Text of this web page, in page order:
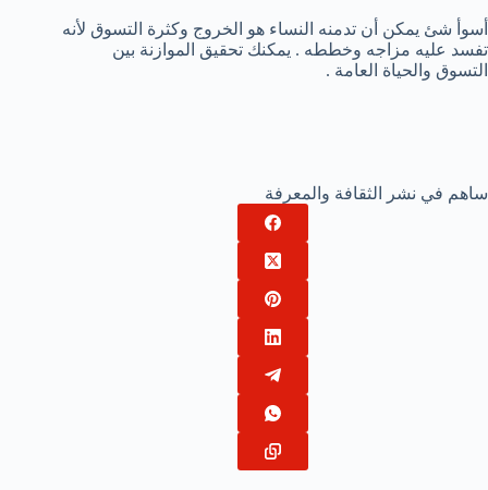
أسوأ شئ يمكن أن تدمنه النساء هو الخروج وكثرة التسوق لأنه
تفسد عليه مزاجه وخططه . يمكنك تحقيق الموازنة بين
التسوق والحياة العامة .
ساهم في نشر الثقافة والمعرفة